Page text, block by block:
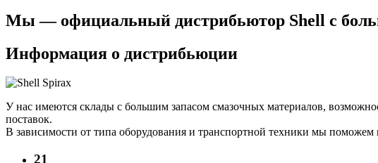
Мы — официальный дистрибьютор Shell с
Информация о дистрибьюции
У нас имеются склады с большим запасом смазочных материалов,
поставок.
В зависимости от типа оборудования и транспортной техники мы
21